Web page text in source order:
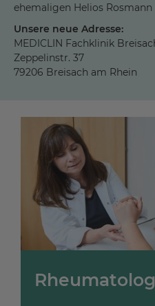
ehemaligen Helios
Unsere neue Adresse:
MEDICLIN Fachklinik
Zeppelinstr. 37
79206 Breisach am Rhein